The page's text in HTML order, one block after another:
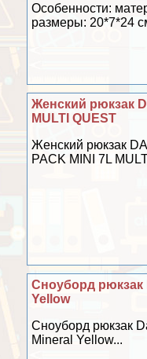
Особенности:
размеры: 20*7*24
Женский рюкзак
MULTI QUEST
Женский рюкзак
PACK MINI 7L
Сноуборд рюкзак
Yellow
Сноуборд рюкзак
Mineral Yellow...